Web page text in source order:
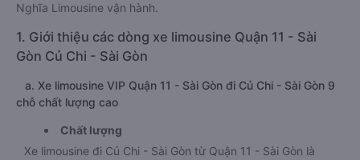
Nghĩa Limousine vận hành.
1. Giới thiệu các dòng xe limousine Quận 11 - Sài
Gòn Củ Chi - Sài Gòn
a. Xe limousine VIP Quận 11 - Sài Gòn đi Củ Chi - Sài Gòn 9
chỗ chất lượng cao
Chất lượng
Xe limousine đi Củ Chi - Sài Gòn từ Quận 11 - Sài Gòn là